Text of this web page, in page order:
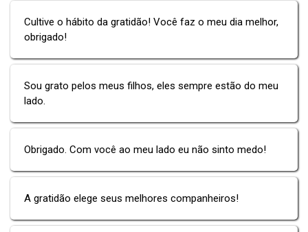
Cultive o hábito da gratidão! Você faz o meu dia melhor,
obrigado!
Sou grato pelos meus filhos, eles sempre estão do meu
lado.
Obrigado. Com você ao meu lado eu não sinto medo!
A gratidão elege seus melhores companheiros!